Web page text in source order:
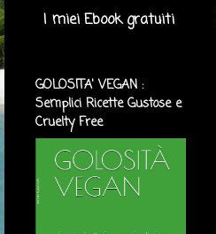
I miei Ebook gratuiti
GOLOSITA' VEGAN :
Semplici Ricette Gustose e
Cruelty Free